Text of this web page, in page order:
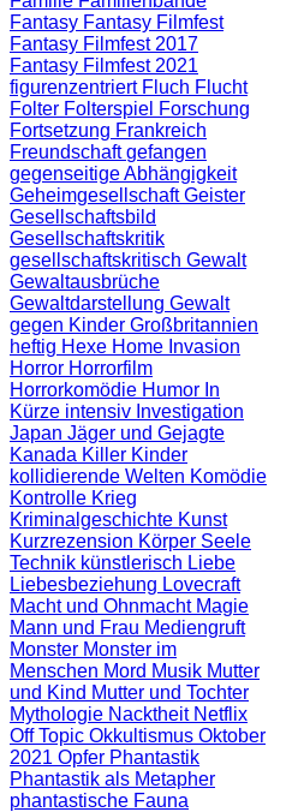
Fantasy Fantasy Filmfest
Fantasy Filmfest 2017
Fantasy Filmfest 2021
figurenzentriert Fluch Flucht
Folter Folterspiel Forschung
Fortsetzung Frankreich
Freundschaftgefangen
gegenseitige Abhängigkeit
GeheimgesellschaftGeister
Gesellschaftsbild
Gesellschaftskritik
gesellschaftskritisch Gewalt
Gewaltausbrüche
Gewaltdarstellung Gewalt
gegen Kinder Großbritannien
heftig Hexe Home Invasion
Horror Horrorfilm
Horrorkomödie Humor In
Kürze intensiv Investigation
Japan Jäger und Gejagte
Kanada Killer Kinder
kollidierende Welten Komödie
Kontrolle Krieg
Kriminalgeschichte Kunst
Kurzrezension Körper Seele
Technik künstlerisch Liebe
Liebesbeziehung Lovecraft
Macht und Ohnmacht Magie
Mann und Frau Mediengruft
Monster Monster im
Menschen Mord Musik Mutter
und Kind Mutter und Tochter
Mythologie Nacktheit Netflix
Off Topic Okkultismus Oktober
2021 Opfer Phantastik
Phantastik als Metapher
phantastische Fauna